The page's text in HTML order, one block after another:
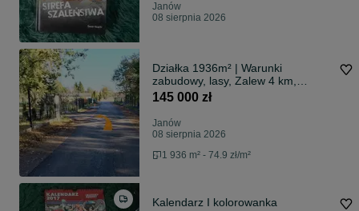
Janów
08 sierpnia 2026
Działka 1936m² | Warunki
zabudowy, lasy, Zalew 4 km,
Warszawa 60 minut
145 000 zł
Janów
08 sierpnia 2026
1 936 m² - 74.9 zł/m²
Kalendarz I kolorowanka